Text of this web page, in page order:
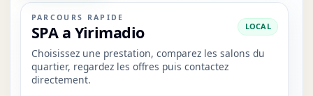
PARCOURS RAPIDE
SPA a Yirimadio LOCAL
Choisissez une prestation, comparez les salons du
quartier, regardez les offres puis contactez
directement.